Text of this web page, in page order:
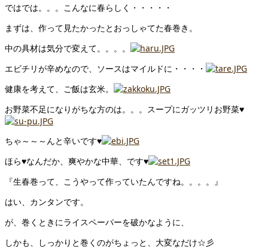
ではでは。。。こんなに春らしく・・・・・
まずは、作って見たかったとおっしゃてた春巻き。
中の具材は気分で変えて。。。。
エビチリが辛めなので、ソースはマイルドに・・・・
健康を考えて、ご飯は玄米。
お野菜不足になりがちな方のは。。。スープにガッツリお野菜♥
ちゃ～～～んと辛いです♥
ほら♥なんだか、爽やかな中華、です♥
『生春巻って、こうやって作っていたんですね。。。。』
はい、カンタンです。
が、巻くときにライスペーパーを破かなように、
しかも、しっかりと巻くのがちょっと、大変なだけ☆彡